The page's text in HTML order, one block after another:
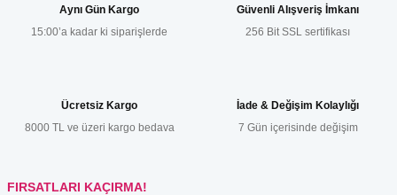
Ürün resmi kalitesiz, bozuk veya görüntülenemiyor.
Ürün fiyatı diğer sitelerden daha pahalı.
Aynı Gün Kargo
15:00’a kadar ki siparişlerde
Güvenli Alışveriş İmkanı
256 Bit SSL sertifikası
Ücretsiz Kargo
8000 TL ve üzeri kargo bedava
İade & Değişim Kolaylığı
7 Gün içerisinde değişim
FIRSATLARI KAÇIRMA!